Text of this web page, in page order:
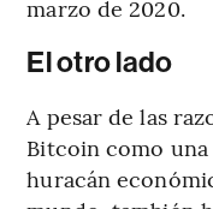
marzo de 2020.
El otro lado
A pesar de las
Bitcoin como
huracán